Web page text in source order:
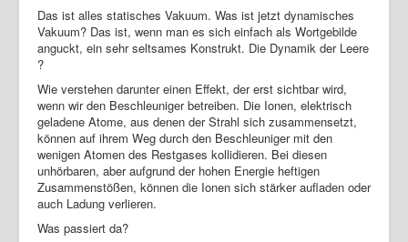
Das ist alles statisches Vakuum. Was ist jetzt dynamisches
Vakuum? Das ist, wenn man es sich einfach als Wortgebilde
anguckt, ein sehr seltsames Konstrukt. Die Dynamik der Leere
?
Wie verstehen darunter einen Effekt, der erst sichtbar wird,
wenn wir den Beschleuniger betreiben. Die Ionen, elektrisch
geladene Atome, aus denen der Strahl sich zusammensetzt,
können auf ihrem Weg durch den Beschleuniger mit den
wenigen Atomen des Restgases kollidieren. Bei diesen
unhörbaren, aber aufgrund der hohen Energie heftigen
Zusammenstößen, können die Ionen sich stärker aufladen oder
auch Ladung verlieren.
Was passiert da?